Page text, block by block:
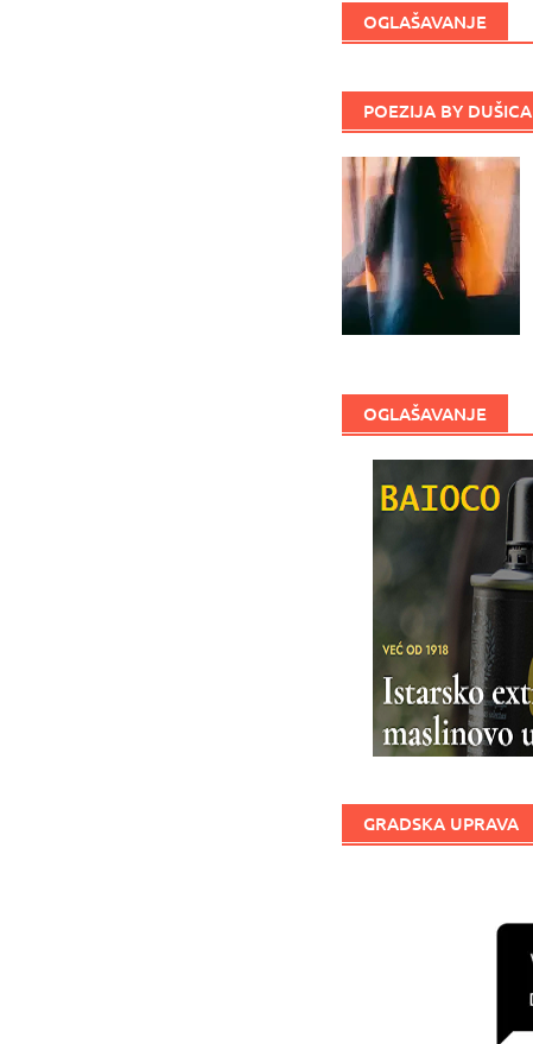
OGLAŠAVANJE
POEZIJA BY DUŠICA
OGLAŠAVANJE
GRADSKA UPRAVA